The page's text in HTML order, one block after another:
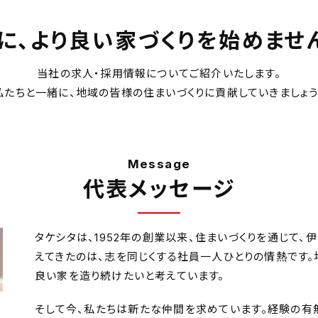
、より良い家づくりを始めませ
当社の求人・採用情報についてご紹介いたします。
たちと一緒に、地域の皆様の住まいづくりに貢献していきましょう
Message
代表メッセージ
タケシタは、1952年の創業以来、住まいづくりを通じて、
えてきたのは、志を同じくする社員一人ひとりの情熱です
良い家を造り続けたいと考えています。
そして今、私たちは新たな仲間を求めています。経験の